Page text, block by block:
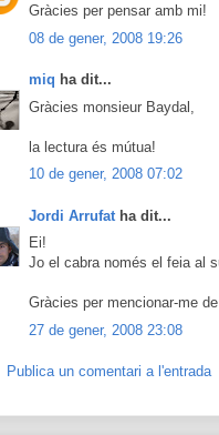
Gràcies per pensar amb mi!
08 de gener, 2008 19:26
miq ha dit...
Gràcies monsieur Baydal,
la lectura és mútua!
10 de gener, 2008 07:02
Jordi Arrufat ha dit...
Ei!
Jo el cabra només el feia al
Gràcies per mencionar-me
27 de gener, 2008 23:08
Publica un comentari a l'entrada